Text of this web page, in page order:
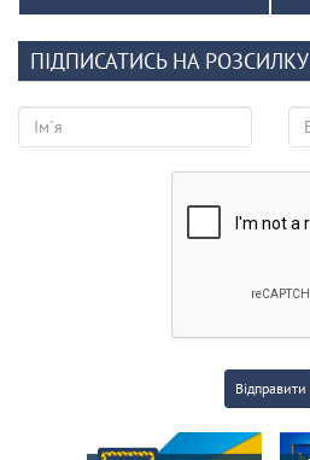
ПІДПИСАТИСЬ НА РОЗСИЛКУ
Відправити